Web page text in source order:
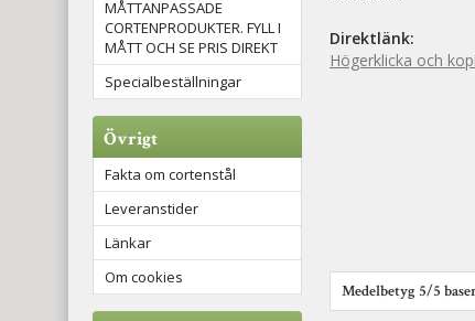
MÅTTANPASSADE
CORTENPRODUKTER. FYLL I
MÅTT OCH SE PRIS DIREKT
Specialbeställningar
Övrigt
Fakta om cortenstål
Leveranstider
Länkar
Om cookies
Direktlänk:
Högerklicka och
Medelbetyg 5/5